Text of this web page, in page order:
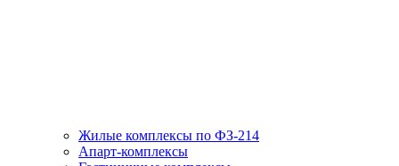
Жилые комплексы по ФЗ-214
Апарт-комплексы